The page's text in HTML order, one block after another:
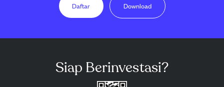
Daftar Download
Siap Berinvestasi?